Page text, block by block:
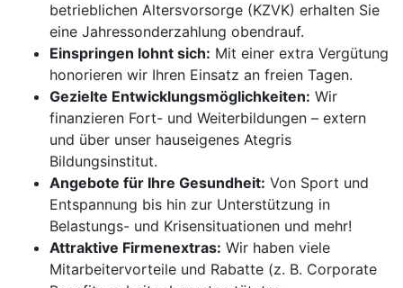
betrieblichen Altersvorsorge (KZVK) erhalten Sie
eine Jahressonderzahlung obendrauf.
Einspringen lohnt sich: Mit einer extra Vergütung
honorieren wir Ihren Einsatz an freien Tagen.
Gezielte Entwicklungsmöglichkeiten: Wir
finanzieren Fort- und Weiterbildungen – extern
und über unser hauseigenes Ategris
Bildungsinstitut.
Angebote für Ihre Gesundheit: Von Sport und
Entspannung bis hin zur Unterstützung in
Belastungs- und Krisensituationen und mehr!
Attraktive Firmenextras: Wir haben viele
Mitarbeitervorteile und Rabatte (z. B. Corporate